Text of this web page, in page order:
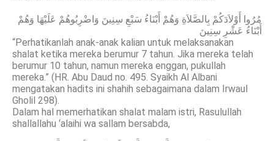
مُرُوا أَوْلاَدَكُمْ بِالصَّلاَةِ وَهُمْ أَبْنَاءُ سَبْعِ سِنِينَ وَاضْرِبُوهُمْ عَلَيْهَا وَهُمْ
أَبْنَاءُ عَشْرِ سِنِينَ
“Perhatikanlah anak-anak kalian untuk melaksanakan
shalat ketika mereka berumur 7 tahun. Jika mereka telah
berumur 10 tahun, namun mereka enggan, pukullah
mereka.” (HR. Abu Daud no. 495. Syaikh Al Albani
mengatakan hadits ini shahih sebagaimana dalam Irwaul
Gholil 298).
Dalam hal memerhatikan shalat malam istri, Rasulullah
shallallahu ‘alaihi wa sallam bersabda,